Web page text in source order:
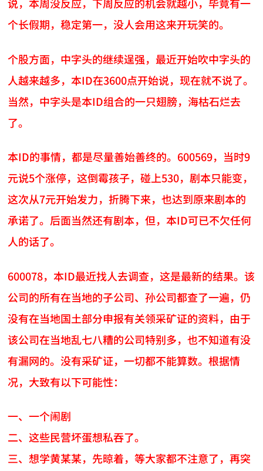
个长假期，稳定第一，没人会用这来开玩笑的。
个股方面，中字头的继续逞强，最近开始吹中字头的
人越来越多，本ID在3600点开始说，现在就不说了。
当然，中字头是本ID组合的一只翅膀，海枯石烂去
了。
本ID的事情，都是尽量善始善终的。600569，当时9
元说5个涨停，这倒霉孩子，碰上530，剧本只能变，
这次从7元开始发力，折腾下来，也达到原来剧本的
承诺了。后面当然还有剧本，但，本ID可已不欠任何
人的话了。
600078，本ID最近找人去调查，这是最新的结果。该
公司的所有在当地的子公司、孙公司都查了一遍，仍
没有在当地国土部分申报有关领采矿证的资料，由于
该公司在当地乱七八糟的公司特别多，也不知道有没
有漏网的。没有采矿证，一切都不能算数。根据情
况，大致有以下可能性：
一、一个闹剧
二、这些民营坏蛋想私吞了。
三、想学黄某某，先晾着，等大家都不注意了，再突